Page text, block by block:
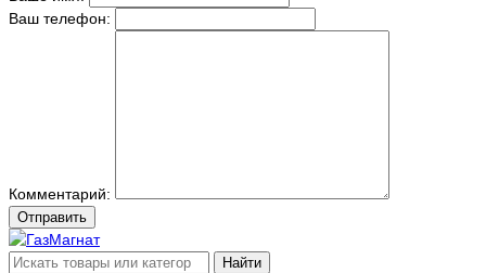
Ваш телефон:
Комментарий:
Отправить
Найти